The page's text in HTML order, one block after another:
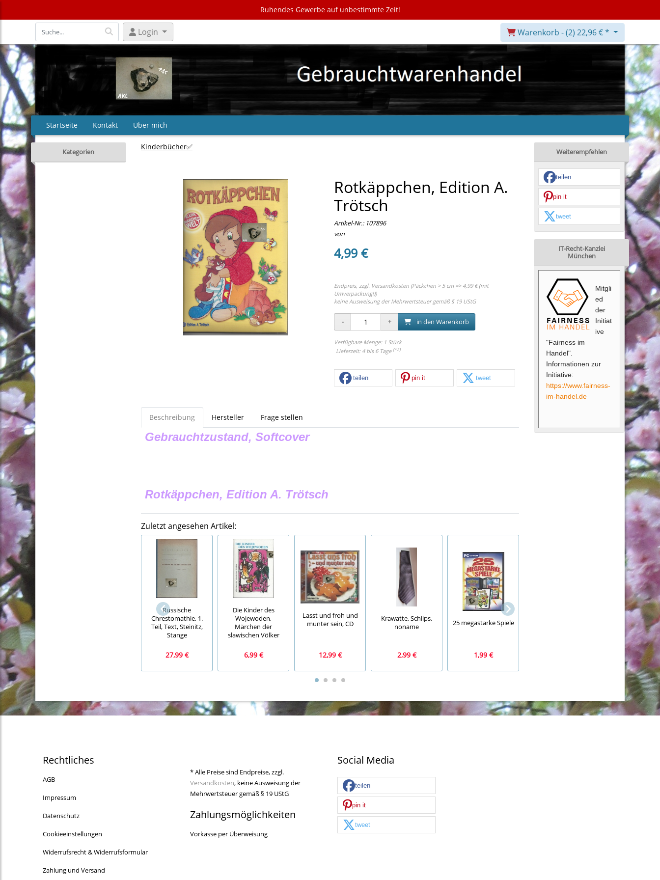
Ruhendes Gewerbe auf unbestimmte Zeit!
Login Warenkorb -(2) 22,96 € *
Startseite Kontakt Über mich
Kategorien
Kinderbücher✅
Rotkäppchen, Edition A.
Trötsch
Artikel-Nr.: 107896
von
4,99 €
Endpreis, zzgl. Versandkosten (Päckchen > 5 cm => 4,99 € (mit
Umverpackung!))
keine Ausweisung der Mehrwertsteuer gemäß § 19 UStG
in den Warenkorb
Verfügbare Menge: 1 Stück
Lieferzeit: 4 bis 6 Tage [*2]
teilen pin it tweet
Beschreibung Hersteller Frage stellen
Gebrauchtzustand, Softcover
Rotkäppchen, Edition A. Trötsch
Zuletzt angesehen Artikel:
Russische
Chrestomathie, 1.
Teil, Text, Steinitz,
Stange
27,99 €
Die Kinder des
Wojewoden,
Märchen der
slawischen Völker
6,99 €
Lasst und froh und
munter sein, CD
12,99 €
Krawatte, Schlips,
noname
2,99 €
25 megastarke Spiele
1,99 €
Merian,
2,99 €
Weiterempfehlen
teilen
pin it
tweet
IT-Recht-Kanzlei
München
Mitgli
ed
der
Initiat
ive
"Fairness im
Handel".
Informationen zur
Initiative:
https://www.fairness-
im-handel.de
Rechtliches
AGB
Impressum
Datenschutz
Cookieeinstellungen
Widerrufsrecht & Widerrufsformular
Zahlung und Versand
* Alle Preise sind Endpreise, zzgl.
Versandkosten, keine Ausweisung der
Mehrwertsteuer gemäß § 19 UStG
Zahlungsmöglichkeiten
Vorkasse per Überweisung
Social Media
teilen
pin it
tweet